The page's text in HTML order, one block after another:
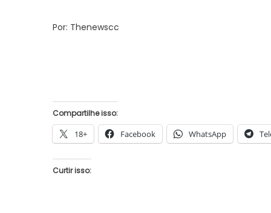
Por: Thenewscc
Compartilhe isso:
18+ Facebook WhatsApp
Curtir isso: